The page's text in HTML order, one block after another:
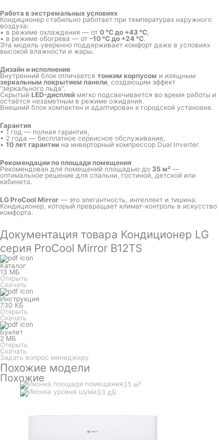
Работа в экстремальных условиях
Кондиционер стабильно работает при температурах наружного
воздуха:
• в режиме охлаждения — от 0 °C до +43 °C,
• в режиме обогрева — от –10 °C до +24 °C.
Эта модель уверенно поддерживает комфорт даже в условиях
высокой влажности и жары.
Дизайн и исполнение
Внутренний блок отличается тонким корпусом и изящным
зеркальным покрытием панели, создающим эффект
“зеркального льда”.
Скрытый LED-дисплей мягко подсвечивается во время работы и
остаётся незаметным в режиме ожидания.
Внешний блок компактен и адаптирован к городской установке.
Гарантия
• 1 год — полная гарантия,
• 2 года — бесплатное сервисное обслуживание,
• 10 лет гарантии на инверторный компрессор Dual Inverter.
Рекомендации по площади помещения
Рекомендован для помещений площадью до 35 м² —
оптимальное решение для спальни, гостиной, детской или
кабинета.
LG ProCool Mirror — это элегантность, интеллект и тишина.
Кондиционер, который превращает климат-контроль в искусство
комфорта.
Документация товара Кондиционер LG
серия ProCool Mirror B12TS
Каталог
13 МБ
Открыть
Скачать
Инструкция
730 КБ
Открыть
Скачать
Буклет
2 МБ
Открыть
Скачать
Задать вопрос менеджеру
Похожие модели
Похожие
35 м²
33 дБ